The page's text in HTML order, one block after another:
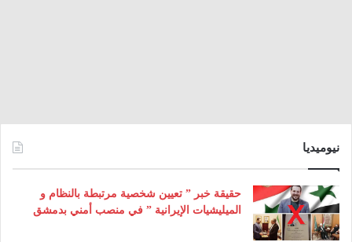
نيوميديا
حقيقة خبر ” تعيين شخصية مرتبطة بالنظام و
الميليشيات الإيرانية ” في منصب أمني بدمشق